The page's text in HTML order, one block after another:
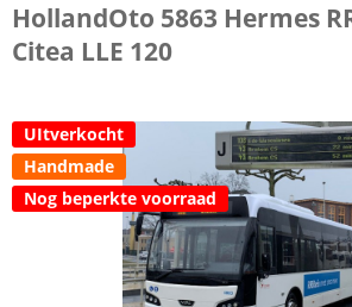
HollandOto 5863 Hermes
Citea LLE 120
UItverkocht
Handmade
Nog beperkte voorraad